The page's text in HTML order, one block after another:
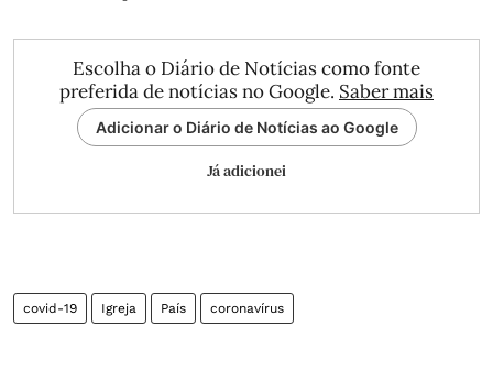
Escolha o Diário de Notícias como fonte
preferida de notícias no Google. Saber mais
Adicionar o Diário de Notícias ao Google
Já adicionei
covid-19 Igreja País coronavírus